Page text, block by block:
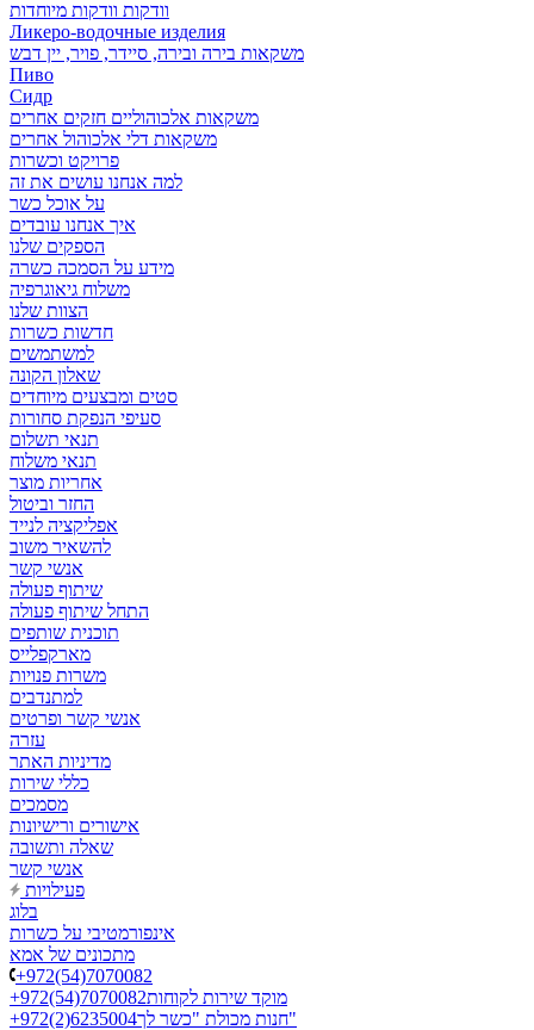
וודקות וודקות מיוחדות
Ликеро-водочные изделия
משקאות בירה ובירה, סיידר, פויר, יין דבש
Пиво
Сидр
משקאות אלכוהוליים חזקים אחרים
משקאות דלי אלכוהול אחרים
פרויקט וכשרות
למה אנחנו עושים את זה
על אוכל כשר
איך אנחנו עובדים
הספקים שלנו
מידע על הסמכה כשרה
משלוח גיאוגרפיה
הצוות שלנו
חדשות כשרות
למשתמשים
שאלון הקונה
סטים ומבצעים מיוחדים
סעיפי הנפקת סחורות
תנאי תשלום
תנאי משלוח
אחריות מוצר
החזר וביטול
אפליקציה לנייד
להשאיר משוב
אנשי קשר
שיתוף פעולה
התחל שיתוף פעולה
תוכנית שותפים
מארקפלייס
משרות פנויות
למתנדבים
אנשי קשר ופרטים
עזרה
מדיניות האתר
כללי שירות
מסמכים
אישורים ורישיונות
שאלה ותשובה
אנשי קשר
פעילויות
בלוג
אינפורמטיבי על כשרות
מתכונים של אמא
+972(54)7070082
+972(54)7070082מוקד שירות לקוחות
+972(2)6235004
חנות מכולת "כשר לך"